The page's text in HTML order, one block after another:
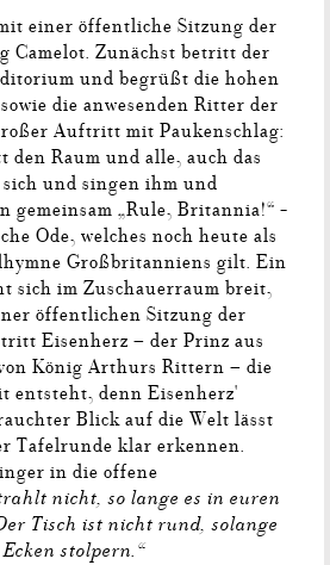
einer öffentliche Sitzung der
Camelot. Zunächst betritt der
und begrüßt die hohen
die anwesenden Ritter der
Auftritt mit Paukenschlag:
Raum und alle, auch das
und singen ihm und
gemeinsam „Rule, Britannia!“ -
Ode, welches noch heute als
Großbritanniens gilt. Ein
sich im Zuschauerraum breit,
öffentlichen Sitzung der
Eisenherz – der Prinz aus
König Arthurs Rittern – die
entsteht, denn Eisenherz'
Blick auf die Welt lässt
Tafelrunde klar erkennen.
in die offene
nicht, so lange es in euren
Tisch ist nicht rund, solange
stolpern.“